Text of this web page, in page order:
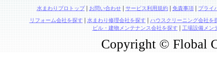
水まわりプロトップ| お問い合わせ| サービス利用規約| 免責事項| プライ
リフォーム会社を探す | 水まわり修理会社を探す | ハウスクリーニング会社を
ビル・建物メンテナンス会社を探す| 工場設備メン
Copyright © Flobal